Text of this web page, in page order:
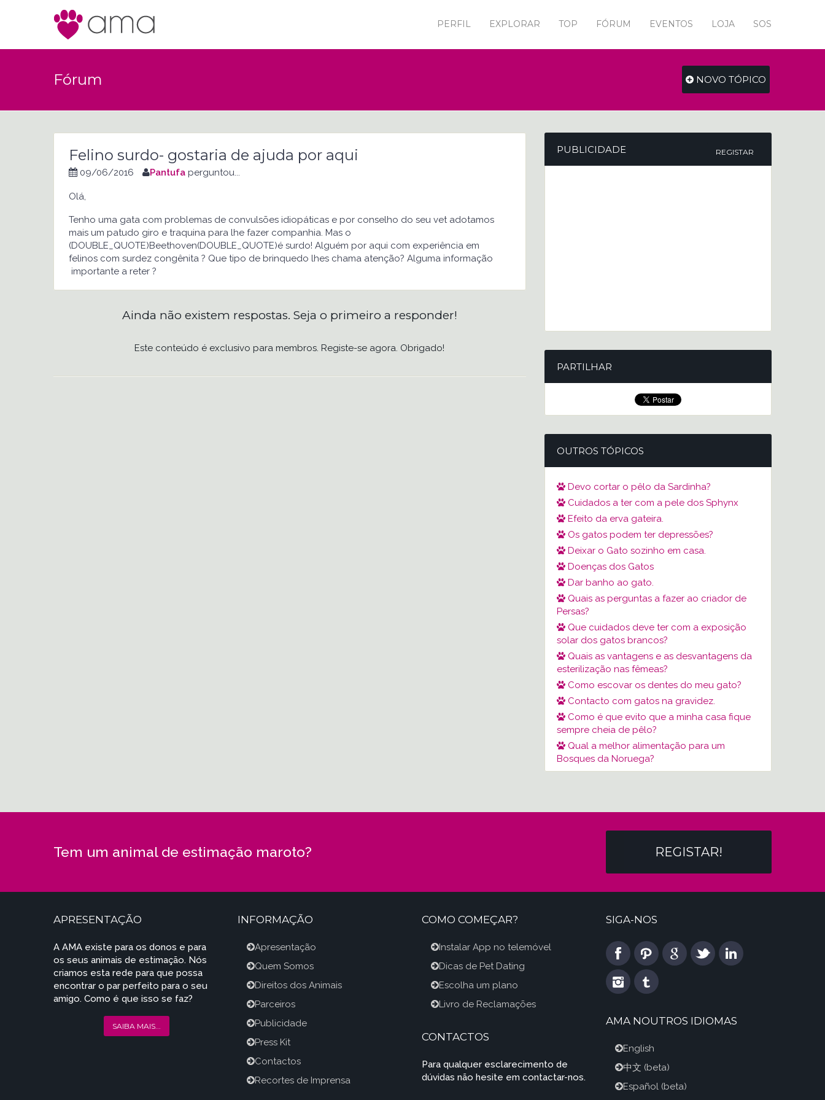
PERFIL EXPLORAR TOP FÓRUM EVENTOS LOJA SOS
Fórum NOVO TÓPICO
Felino surdo- gostaria de ajuda por aqui
09/06/2016 Pantufa perguntou...
Olá,
Tenho uma gata com problemas de convulsões idiopáticas e por conselho do seu vet adotamos
mais um patudo giro e traquina para lhe fazer companhia. Mas o
(DOUBLE_QUOTE)Beethoven(DOUBLE_QUOTE)é surdo! Alguém por aqui com experiência em
felinos com surdez congênita ? Que tipo de brinquedo lhes chama atenção? Alguma informação
importante a reter ?
Ainda não existem respostas. Seja o primeiro a responder!
Este conteúdo é exclusivo para membros. Registe-se agora. Obrigado!
REGISTAR
PUBLICIDADE
PARTILHAR
OUTROS TÓPICOS
Devo cortar o pêlo da Sardinha?
Cuidados a ter com a pele dos Sphynx
Efeito da erva gateira.
Os gatos podem ter depressões?
Deixar o Gato sozinho em casa.
Doenças dos Gatos
Dar banho ao gato.
Quais as perguntas a fazer ao criador de
Persas?
Que cuidados deve ter com a exposição
solar dos gatos brancos?
Quais as vantagens e as desvantagens da
esterilização nas fêmeas?
Como escovar os dentes do meu gato?
Contacto com gatos na gravidez.
Como é que evito que a minha casa fique
sempre cheia de pêlo?
Qual a melhor alimentação para um
Bosques da Noruega?
Tem um animal de estimação maroto? REGISTAR!
APRESENTAÇÃO
A AMA existe para os donos e para
os seus animais de estimação. Nós
criamos esta rede para que possa
encontrar o par perfeito para o seu
amigo. Como é que isso se faz?
SAIBA MAIS...
INFORMAÇÃO
Apresentação
Quem Somos
Direitos dos Animais
Parceiros
Publicidade
Press Kit
Contactos
Recortes de Imprensa
COMO COMEÇAR?
Instalar App no telemóvel
Dicas de Pet Dating
Escolha um plano
Livro de Reclamações
CONTACTOS
Para qualquer esclarecimento de
dúvidas não hesite em contactar-nos.
SIGA-NOS
AMA NOUTROS IDIOMAS
English
中文 (beta)
Español (beta)